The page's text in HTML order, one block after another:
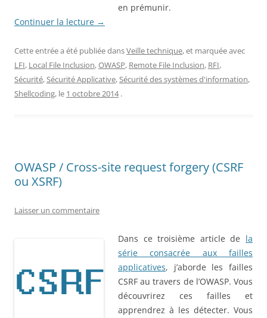
en prémunir.
Continuer la lecture →
Cette entrée a été publiée dansVeille technique, et marquée avec
LFI, Local File Inclusion,OWASP, Remote File Inclusion, RFI,
Sécurité,Sécurité Applicative,Sécurité des systèmes d'information,
Shellcoding, le 1 octobre 2014 .
OWASP / Cross-site request forgery (CSRF
ou XSRF)
Laisser un commentaire
Dans ce troisième article de la
série consacrée aux failles
applicatives, j’aborde les failles
CSRF au travers de l’OWASP. Vous
découvrirez ces failles et
apprendrez à les détecter. Vous